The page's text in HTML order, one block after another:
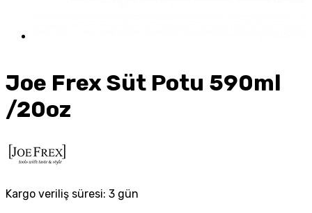
Joe Frex Süt Potu 590ml
/20oz
Kargo veriliş süresi: 3 gün